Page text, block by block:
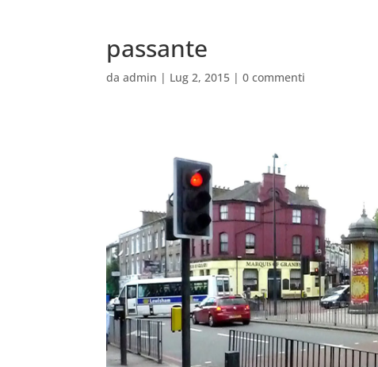
passante
daadmin | Lug 2, 2015 |0 commenti